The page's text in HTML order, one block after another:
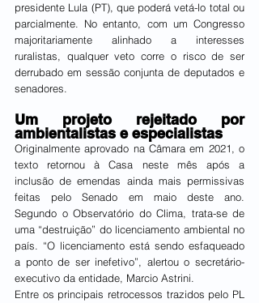
presidente Lula (PT), que poderá vetá-lo total ou
parcialmente. No entanto, com um Congresso
majoritariamente alinhado a interesses
ruralistas, qualquer veto corre o risco de ser
derrubado em sessão conjunta de deputados e
senadores.
Um projeto rejeitado por
ambientalistas e especialistas
Originalmente aprovado na Câmara em 2021, o
texto retornou à Casa neste mês após a
inclusão de emendas ainda mais permissivas
feitas pelo Senado em maio deste ano.
Segundo o Observatório do Clima, trata-se de
uma “destruição” do licenciamento ambiental no
país. “O licenciamento está sendo esfaqueado
a ponto de ser inefetivo”, alertou o secretário-
executivo da entidade, Marcio Astrini.
Entre os principais retrocessos trazidos pelo PL